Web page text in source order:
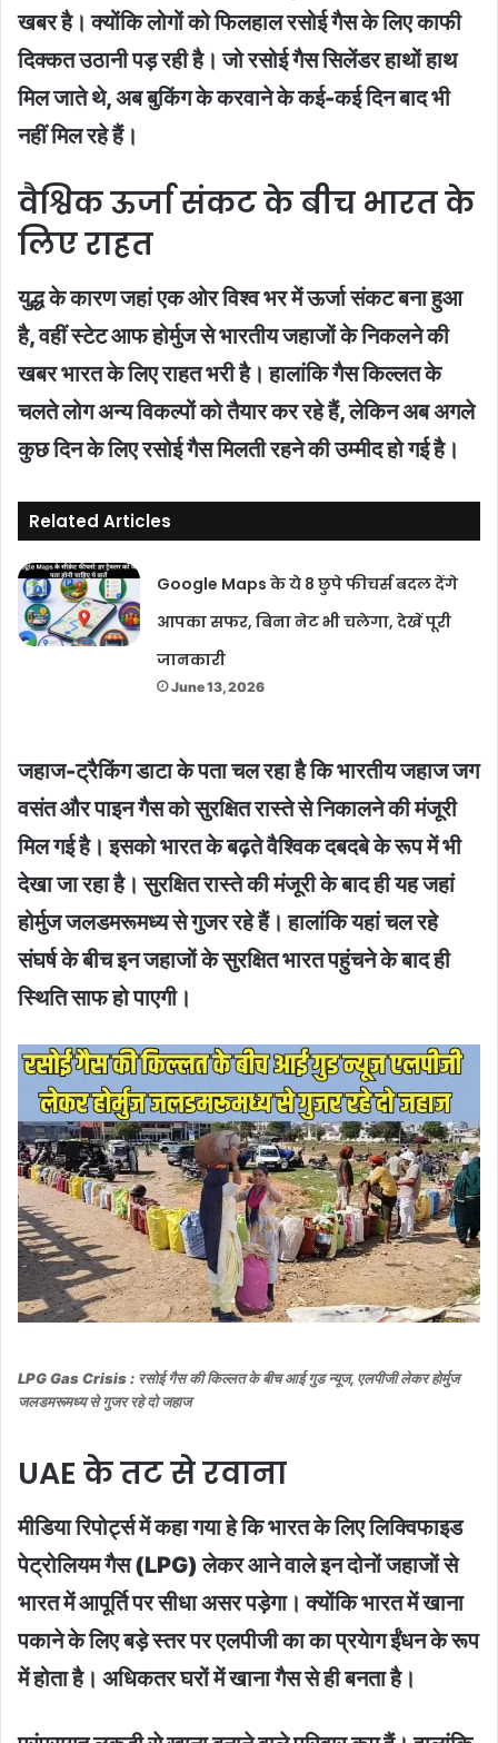
खबर है। क्योंकि लोगों को फिलहाल रसोई गैस के लिए काफी
दिक्कत उठानी पड़ रही है। जो रसोई गैस सिलेंडर हाथों हाथ
मिल जाते थे, अब बुकिंग के करवाने के कई-कई दिन बाद भी
नहीं मिल रहे हैं।
वैश्विक ऊर्जा संकट के बीच भारत के
लिए राहत
युद्ध के कारण जहां एक ओर विश्व भर में ऊर्जा संकट बना हुआ
है, वहीं स्टेट आफ होर्मुज से भारतीय जहाजों के निकलने की
खबर भारत के लिए राहत भरी है। हालांकि गैस किल्लत के
चलते लोग अन्य विकल्पों को तैयार कर रहे हैं, लेकिन अब अगले
कुछ दिन के लिए रसोई गैस मिलती रहने की उम्मीद हो गई है।
Related Articles
Google Maps के ये 8 छुपे फीचर्स बदल देंगे
आपका सफर, बिना नेट भी चलेगा, देखें पूरी
जानकारी
June 13, 2026
जहाज-ट्रैकिंग डाटा के पता चल रहा है कि भारतीय जहाज जग
वसंत और पाइन गैस को सुरक्षित रास्ते से निकालने की मंजूरी
मिल गई है। इसको भारत के बढ़ते वैश्विक दबदबे के रूप में भी
देखा जा रहा है। सुरक्षित रास्ते की मंजूरी के बाद ही यह जहां
होर्मुज जलडमरूमध्य से गुजर रहे हैं। हालांकि यहां चल रहे
संघर्ष के बीच इन जहाजों के सुरक्षित भारत पहुंचने के बाद ही
स्थिति साफ हो पाएगी।
LPG Gas Crisis : रसोई गैस की किल्लत के बीच आई गुड न्यूज, एलपीजी लेकर होर्मुज
जलडमरूमध्य से गुजर रहे दो जहाज
UAE के तट से रवाना
मीडिया रिपोर्ट्स में कहा गया हे कि भारत के लिए लिक्विफाइड
पेट्रोलियम गैस (LPG) लेकर आने वाले इन दोनों जहाजों से
भारत में आपूर्ति पर सीधा असर पड़ेगा। क्योंकि भारत में खाना
पकाने के लिए बड़े स्तर पर एलपीजी का का प्रयेाग ईंधन के रूप
में होता है। अधिकतर घरों में खाना गैस से ही बनता है।